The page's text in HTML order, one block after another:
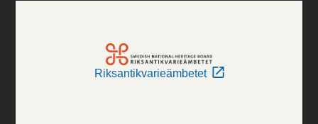
Riksantikvarieämbetet